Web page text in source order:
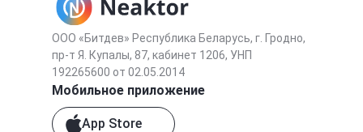
ООО «Битдев» Республика Беларусь, г. Гродно,
пр-т Я. Купалы, 87, кабинет 1206, УНП
192265600 от 02.05.2014
Мобильное приложение
App Store